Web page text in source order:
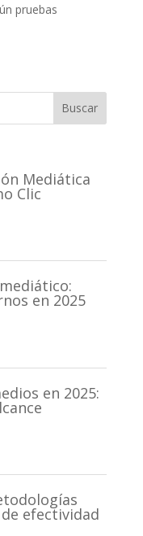
pruebas
Buscar
Mediática
Clic
en 2025
en 2025:
efectividad